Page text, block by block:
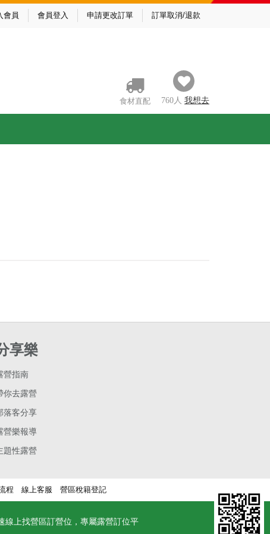
會員 會員登入 申請更改訂單 訂單取消/退款
食材直配 760人 我想去
享樂
營指南
你去露營
落客分享
營樂報導
題性露營
程 線上客服 營區稅籍登記
線上找營區訂營位，專屬露營訂位平